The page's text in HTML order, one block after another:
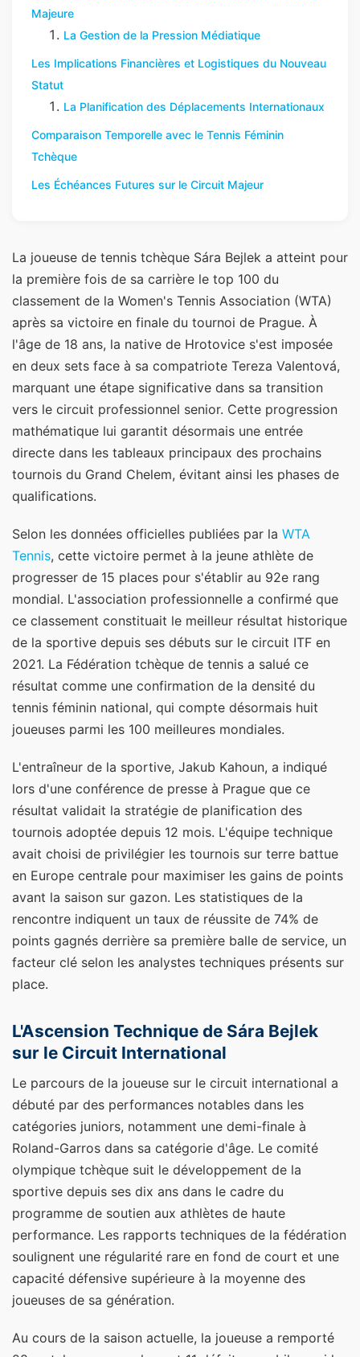
Majeure
La Gestion de la Pression Médiatique
Les Implications Financières et Logistiques du Nouveau
Statut
La Planification des Déplacements Internationaux
Comparaison Temporelle avec le Tennis Féminin
Tchèque
Les Échéances Futures sur le Circuit Majeur
La joueuse de tennis tchèque Sára Bejlek a atteint pour
la première fois de sa carrière le top 100 du
classement de la Women's Tennis Association (WTA)
après sa victoire en finale du tournoi de Prague. À
l'âge de 18 ans, la native de Hrotovice s'est imposée
en deux sets face à sa compatriote Tereza Valentová,
marquant une étape significative dans sa transition
vers le circuit professionnel senior. Cette progression
mathématique lui garantit désormais une entrée
directe dans les tableaux principaux des prochains
tournois du Grand Chelem, évitant ainsi les phases de
qualifications.
Selon les données officielles publiées par la WTA
Tennis, cette victoire permet à la jeune athlète de
progresser de 15 places pour s'établir au 92e rang
mondial. L'association professionnelle a confirmé que
ce classement constituait le meilleur résultat historique
de la sportive depuis ses débuts sur le circuit ITF en
2021. La Fédération tchèque de tennis a salué ce
résultat comme une confirmation de la densité du
tennis féminin national, qui compte désormais huit
joueuses parmi les 100 meilleures mondiales.
L'entraîneur de la sportive, Jakub Kahoun, a indiqué
lors d'une conférence de presse à Prague que ce
résultat validait la stratégie de planification des
tournois adoptée depuis 12 mois. L'équipe technique
avait choisi de privilégier les tournois sur terre battue
en Europe centrale pour maximiser les gains de points
avant la saison sur gazon. Les statistiques de la
rencontre indiquent un taux de réussite de 74% de
points gagnés derrière sa première balle de service, un
facteur clé selon les analystes techniques présents sur
place.
L'Ascension Technique de Sára Bejlek
sur le Circuit International
Le parcours de la joueuse sur le circuit international a
débuté par des performances notables dans les
catégories juniors, notamment une demi-finale à
Roland-Garros dans sa catégorie d'âge. Le comité
olympique tchèque suit le développement de la
sportive depuis ses dix ans dans le cadre du
programme de soutien aux athlètes de haute
performance. Les rapports techniques de la fédération
soulignent une régularité rare en fond de court et une
capacité défensive supérieure à la moyenne des
joueuses de sa génération.
Au cours de la saison actuelle, la joueuse a remporté